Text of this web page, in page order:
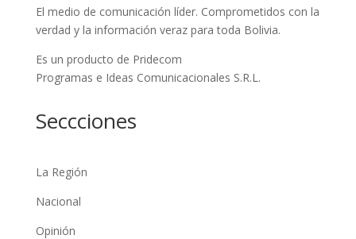
El medio de comunicación líder. Comprometidos con la
verdad y la información veraz para toda Bolivia.
Es un producto de Pridecom
Programas e Ideas Comunicacionales S.R.L.
Seccciones
La Región
Nacional
Opinión